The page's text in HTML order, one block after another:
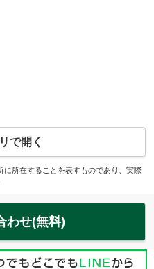
で開く
所在することを表すものであり、実際
わせ(無料)